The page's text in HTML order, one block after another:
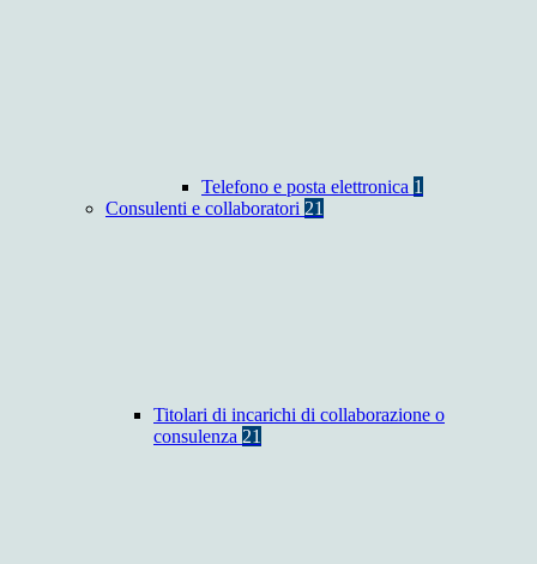
Telefono e posta elettronica 1
Consulenti e collaboratori 21
Titolari di incarichi di collaborazione o
consulenza 21